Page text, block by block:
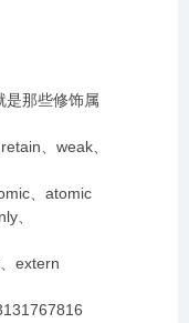
是那些修饰属
、weak、
、atomic
、
extern